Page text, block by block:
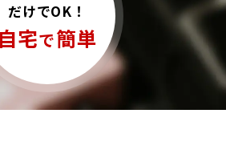
だけでOK！
自宅で簡単